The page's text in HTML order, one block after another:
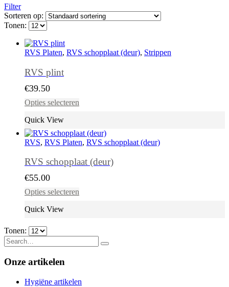
Filter
Sorteren op:
Tonen:
RVS Platen, RVS schopplaat (deur), Strippen
RVS plint
€39.50
Opties selecteren
product
variaties.
Deze
kan
Quick View
RVS, RVS Platen, RVS schopplaat (deur)
RVS schopplaat (deur)
€55.00
Opties selecteren
product
op
Quick View
Tonen:
Onze artikelen
Hygiëne artikelen